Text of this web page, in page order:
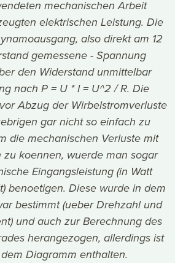
mechanischen Arbeit
elektrischen Leistung. Die
also direkt am 12
gemessene - Spannung
den Widerstand unmittelbar
nach P = U * I = U^2 / R. Die
Abzug der Wirbelstromverluste
gar nicht so einfach zu
die mechanischen Verluste mit
koennen, wuerde man sogar
Eingangsleistung (in Watt
benoetigen. Diese wurde in dem
bestimmt (ueber Drehzahl und
und auch zur Berechnung des
herangezogen, allerdings ist
Diagramm enthalten.